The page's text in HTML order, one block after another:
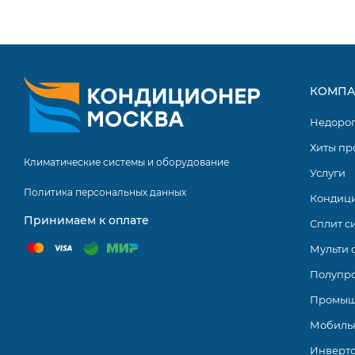
Климатические системы и оборудование
Политика персональных данных
Принимаем к оплате
Хиты
Услуги
Сплит
Мульти